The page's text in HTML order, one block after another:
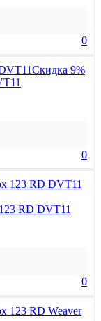
0
Скидка 9%
0
RD DVT11
0